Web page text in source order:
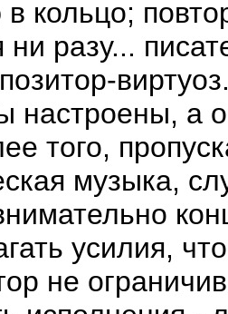
кольцо;
ни разу...
настроены, а
того,
музыка,
усилия,
не